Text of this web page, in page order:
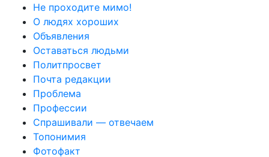
Не проходите мимо!
О людях хороших
Объявления
Оставаться людьми
Политпросвет
Почта редакции
Проблема
Профессии
Спрашивали — отвечаем
Топонимия
Фотофакт